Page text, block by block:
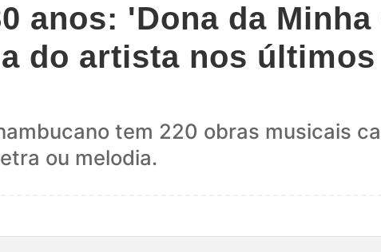
anos: 'Dona da Minha
do artista nos
tem 220 obras musicais
ou melodia.